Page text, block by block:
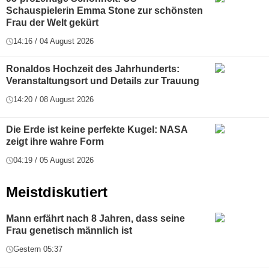
Schauspielerin Emma Stone zur schönsten
Frau der Welt gekürt
14:16 / 04 August 2026
Ronaldos Hochzeit des Jahrhunderts:
Veranstaltungsort und Details zur Trauung
14:20 / 08 August 2026
Die Erde ist keine perfekte Kugel: NASA
zeigt ihre wahre Form
04:19 / 05 August 2026
Meistdiskutiert
Mann erfährt nach 8 Jahren, dass seine
Frau genetisch männlich ist
Gestern 05:37